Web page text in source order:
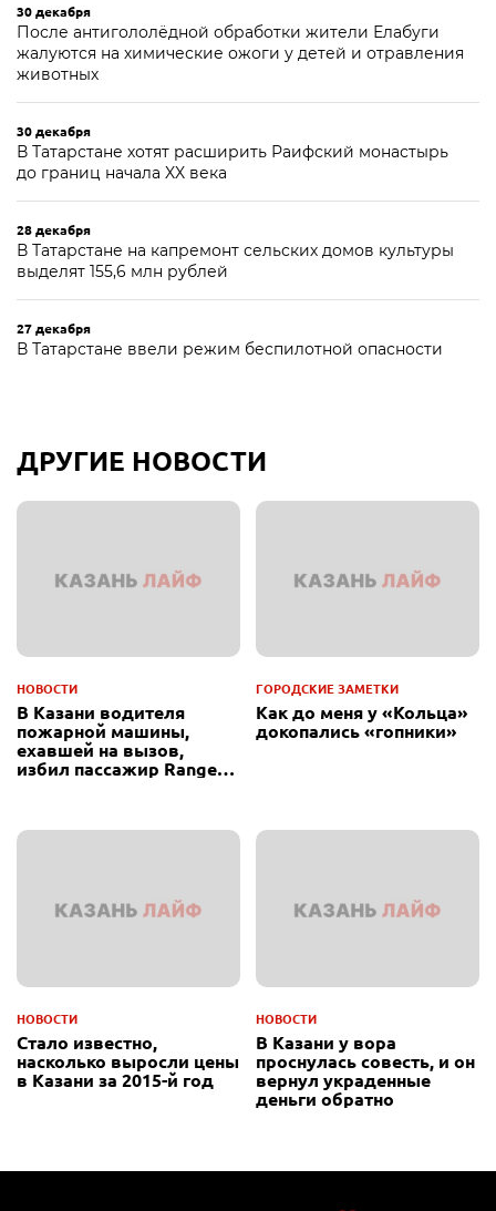
30 декабря
После антигололёдной обработки жители Елабуги
жалуются на химические ожоги у детей и отравления
животных
30 декабря
В Татарстане хотят расширить Раифский монастырь
до границ начала XX века
28 декабря
В Татарстане на капремонт сельских домов культуры
выделят 155,6 млн рублей
27 декабря
В Татарстане ввели режим беспилотной опасности
ДРУГИЕ НОВОСТИ
НОВОСТИ
В Казани водителя
пожарной машины,
ехавшей на вызов,
избил пассажир Range
ГОРОДСКИЕ ЗАМЕТКИ
Как до меня у «Кольца»
докопались «гопники»
НОВОСТИ
Стало известно,
насколько выросли цены
в Казани за 2015-й год
НОВОСТИ
В Казани у вора
проснулась совесть, и он
вернул украденные
деньги обратно